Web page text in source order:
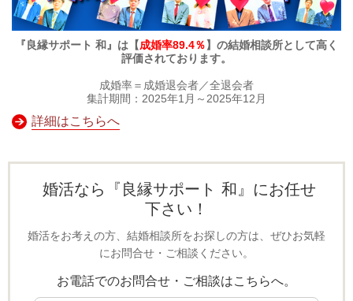
『良縁サポート 和』は【成婚率89.4％】の結婚相談所として高く
評価されております。
成婚率＝成婚退会者／全退会者
集計期間：2025年1月～2025年12月
詳細はこちらへ
婚活なら『良縁サポート 和』にお任せ
下さい！
婚活をお考えの方、結婚相談所をお探しの方は、ぜひお気軽
にお問合せ・ご相談ください。
お電話でのお問合せ・ご相談はこちらへ。